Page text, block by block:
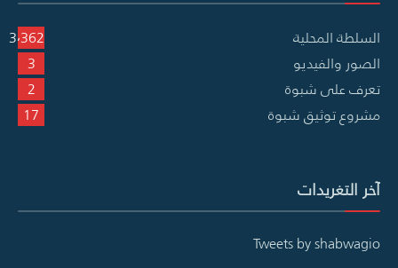
السلطة المحلية
3٬362
الصور والفيديو
3
تعرف على شبوة
2
مشروع توثيق شبوة
17
آخر التغريدات
Tweets by shabwagio